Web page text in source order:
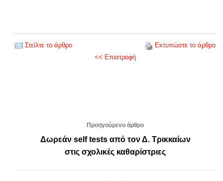
Στείλτε το άρθρο
Εκτυπώστε το άρθρο
<< Επιστροφή
Προηγούμενο άρθρο
Δωρεάν self tests από τον Δ. Τρικκαίων
στις σχολικές καθαρίστριες